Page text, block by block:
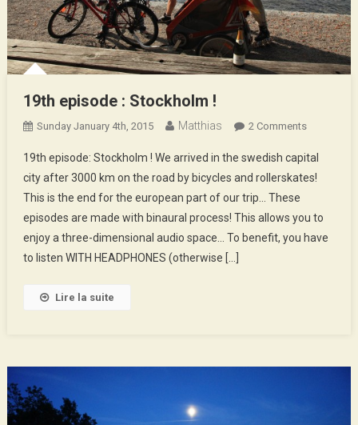
19th episode : Stockholm !
Sunday January 4th, 2015 Matthias 2 CommentsOn
Episode
:
!
19th episode: Stockholm ! We arrived in the swedish capital
city after 3000 km on the road by bicycles and rollerskates!
This is the end for the european part of our trip… These
episodes are made with binaural process! This allows you to
enjoy a three-dimensional audio space… To benefit, you have
to listen WITH HEADPHONES (otherwise […]
Lire la suite